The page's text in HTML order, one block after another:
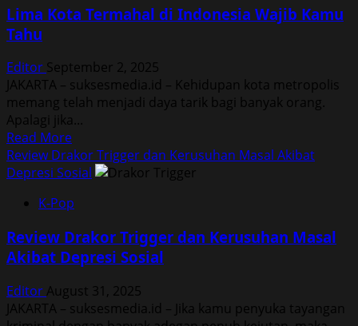
Lima Kota Termahal di Indonesia Wajib Kamu
Tahu
Editor September 2, 2025
JAKARTA – suksesmedia.id – Kehidupan kota metropolis
memang telah menjadi daya tarik bagi banyak orang.
Apalagi jika...
Read MoreRead
more
about
Kota
di
Indonesia
Kamu
Tahu
Review Drakor Trigger dan Kerusuhan Masal Akibat
Depresi Sosial
K-Pop
Review Drakor Trigger dan Kerusuhan Masal
Akibat Depresi Sosial
Editor August 31, 2025
JAKARTA – suksesmedia.id – Jika kamu penyuka tayangan